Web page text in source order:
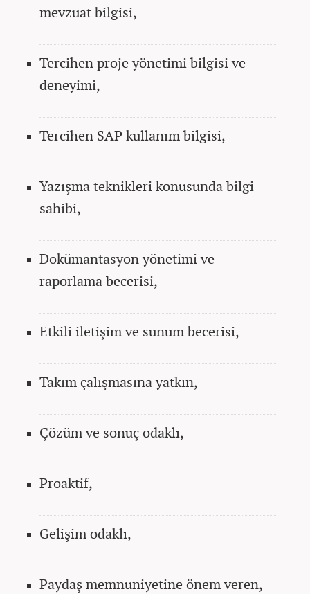
mevzuat bilgisi,
Tercihen proje yönetimi bilgisi ve
deneyimi,
Tercihen SAP kullanım bilgisi,
Yazışma teknikleri konusunda bilgi
sahibi,
Dokümantasyon yönetimi ve
raporlama becerisi,
Etkili iletişim ve sunum becerisi,
Takım çalışmasına yatkın,
Çözüm ve sonuç odaklı,
Proaktif,
Gelişim odaklı,
Paydaş memnuniyetine önem veren,